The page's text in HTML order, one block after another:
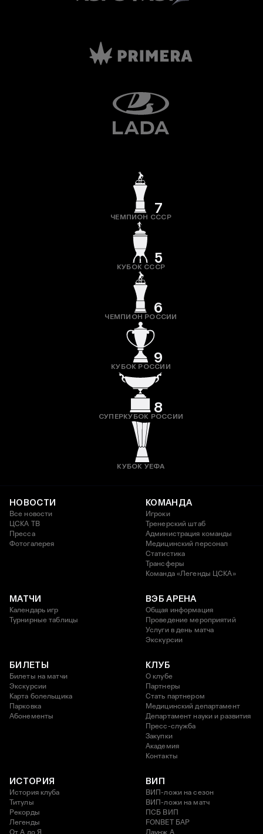
7
ЧЕМПИОН СССР
5
КУБОК СССР
6
ЧЕМПИОН РОССИИ
9
КУБОК РОССИИ
8
СУПЕРКУБОК РОССИИ
КУБОК УЕФА
НОВОСТИ
Все новости
ЦСКА ТВ
Пресса
Фотогалерея
КОМАНДА
Игроки
Тренерский штаб
Администрация команды
Медицинский персонал
Статистика
Трансферы
Команда «Легенды ЦСКА»
МАТЧИ
Календарь игр
Турнирные таблицы
ВЭБ АРЕНА
Общая информация
Проведение мероприятий
Услуги в день матча
Экскурсии
БИЛЕТЫ
Билеты на матчи
Экскурсии
Карта болельщика
Парковка
Абонементы
КЛУБ
О клубе
Партнеры
Стать партнером
Медицинский департамент
Департамент науки и развития
Пресс-служба
Закупки
Академия
Контакты
ИСТОРИЯ
История клуба
Титулы
Рекорды
Легенды
От А до Я
ВИП
ВИП-ложи на сезон
ВИП-ложи на матч
ПСБ ВИП
FONBET БАР
Лаунж A